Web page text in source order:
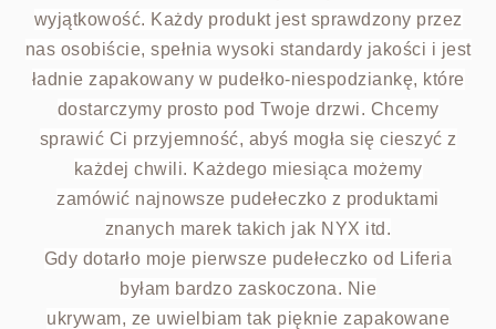
wyjątkowość. Każdy produkt jest sprawdzony przez
nas osobiście, spełnia wysoki standardy jakości i jest
ładnie zapakowany w pudełko-niespodziankę, które
dostarczymy prosto pod Twoje drzwi. Chcemy
sprawić Сi przyjemność, abyś mogła się cieszyć z
każdej chwili. Każdego miesiąca możemy
zamówić najnowsze pudełeczko z produktami
znanych marek takich jak NYX itd.
Gdy dotarło moje pierwsze pudełeczko od Liferia
byłam bardzo zaskoczona. Nie
ukrywam, ze uwielbiam tak pięknie zapakowane